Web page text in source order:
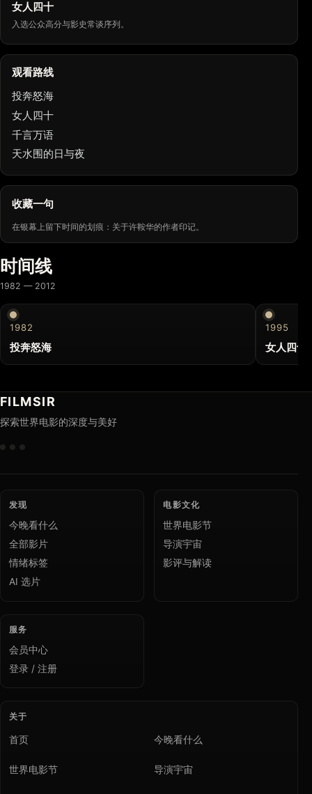
女人四十
入选公众高分与影史常谈序列。
观看路线
投奔怒海
女人四十
千言万语
天水围的日与夜
收藏一句
在银幕上留下时间的划痕：关于许鞍华的作者印记。
时间线
1982 — 2012
1982
投奔怒海
1995
女人四十
FILMSIR
探索世界电影的深度与美好
发现
今晚看什么
全部影片
情绪标签
AI 选片
电影文化
世界电影节
导演宇宙
影评与解读
服务
会员中心
登录 / 注册
关于
首页 今晚看什么
世界电影节 导演宇宙